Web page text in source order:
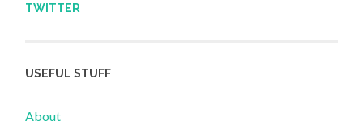
TWITTER
USEFUL STUFF
About